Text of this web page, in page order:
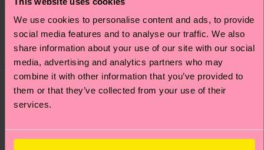
We use cookies to personalise content and ads, to provide
social media features and to analyse our traffic. We also
share information about your use of our site with our social
media, advertising and analytics partners who may
combine it with other information that you’ve provided to
them or that they’ve collected from your use of their
services.
€ 7
AUF LAGER
BIOBAUMWOLLE
€ 7
AUF LAGER
BIOBAUMWOLLE
Special
Edition